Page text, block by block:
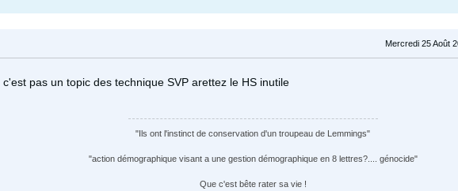
Mercredi 25 Août
c'est pas un topic des technique SVP arettez le HS inutile
"Ils ont l'instinct de conservation d'un troupeau de Lemmings"
"action démographique visant a une gestion démographique en 8 lettres?.... génocide"
Que c'est bête rater sa vie !